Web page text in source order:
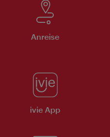
Anreise
ivie App